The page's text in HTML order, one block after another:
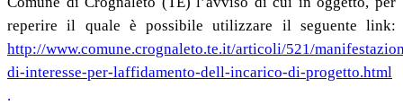
reperire il quale è possibile utilizzare il seguente link:
http://www.comune.crognaleto.te.it/articoli/521/
di-interesse-per-laffidamento-dell-incarico-di-progetto.html
.